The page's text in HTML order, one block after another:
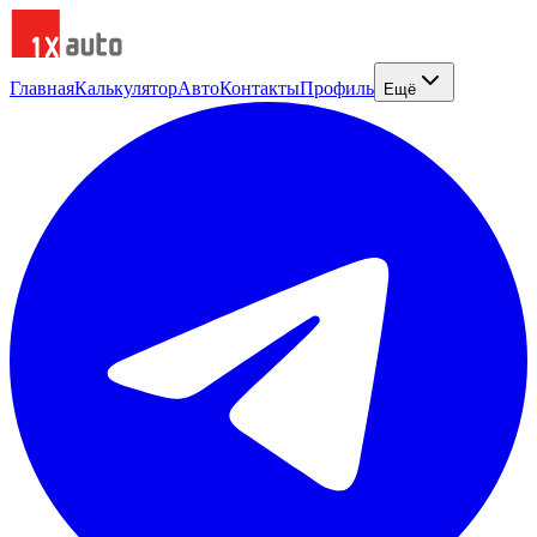
ГлавнаяКалькуляторАвтоКонтактыПрофиль Ещё